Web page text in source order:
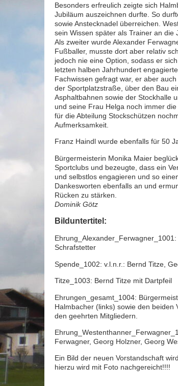
Besonders erfreulich zeigte sich
Jubiläum auszeichnen durfte. So
sowie Anstecknadel überreichen.
sein Wissen später als Trainer an die
Als zweiter wurde Alexander
Fußballer, musste dort aber relativ
jedoch nie eine Option, sodass er
letzten halben Jahrhundert
Fachwissen gefragt war, er aber
der Sportplatzstraße, über den Bau
Asphaltbahnen sowie der Stockhalle
und seine Frau Helga noch immer
für die Abteilung Stockschützen
Aufmerksamkeit.
Franz Haindl wurde ebenfalls für 50
Bürgermeisterin Monika Maier
Sportclubs und bezeugte, dass ein
und selbstlos engagieren und so
Dankesworten ebenfalls an und
Rücken zu stärken.
Dominik Götz
Bilduntertitel:
Schrafstetter
Spende_1002: v.l.n.r.: Bernd Titze,
Titze_1003: Bernd Titze mit Dartpfeil
Ehrungen_gesamt_1004:
Halmbacher (links) sowie den beiden
den geehrten Mitgliedern.
Ferwagner, Georg Holzner, Georg
Ein Bild der neuen Vorstandschaft
hierzu wird mit Foto nachgereicht!!!!